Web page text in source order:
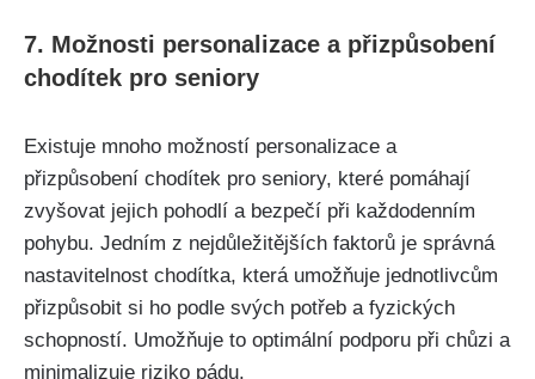
7. ‌Možnosti personalizace‍ a‌ přizpůsobení
chodítek pro seniory
Existuje⁢ mnoho‍ možností personalizace a
přizpůsobení chodítek pro seniory, které pomáhají
‌zvyšovat⁣ jejich⁢ pohodlí​ a bezpečí při každodenním
pohybu. Jedním ‌z nejdůležitějších faktorů ​je správná⁤
nastavitelnost chodítka, která umožňuje ​jednotlivcům
přizpůsobit si ho podle svých⁢ potřeb a fyzických
schopností. Umožňuje to optimální podporu při chůzi ‌a
minimalizuje ‌riziko pádu.